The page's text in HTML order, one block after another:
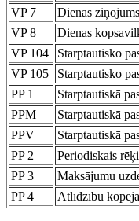
VP 7
Dienas
VP 8
Dienas
VP 104
Starptautisko
VP 105
Starptautisko
PP 1
Starptautiskā
PPM
Starptautiskā
PPV
Starptautiskā
PP 2
Periodiskais
PP 3
Maksājumu
PP 4
Atlīdzību